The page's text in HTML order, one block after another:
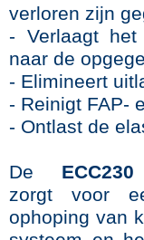
verloren zijn
- Verlaagt
naar de
- Elimineert
- Reinigt FAP-
- Ontlast de
De
zorgt voor
ophoping van